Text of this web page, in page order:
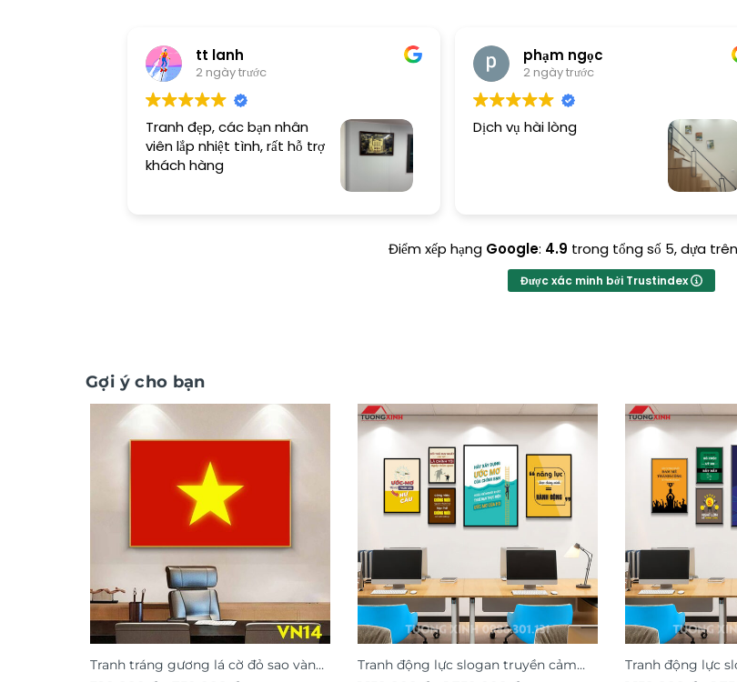
tt lanh
2 ngày trước
Tranh đẹp, các bạn nhân
viên lắp nhiệt tình, rất hỗ trợ
khách hàng
phạm ngọc
2 ngày trước
Dịch vụ hài lòng
Điểm xếp hạng Google: 4.9 trong tổng số 5,dựa trên
Được xác minh bởi Trustindex
Gợi ý cho bạn
Tranh tráng gương lá cờ đỏ sao vàng
Tranh động lực slogan truyền cảm
Tranh động lực